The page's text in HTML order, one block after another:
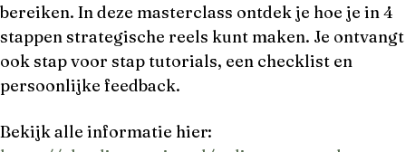
bereiken. In deze masterclass ontdek je hoe je in 4
stappen strategische reels kunt maken. Je ontvangt
ook stap voor stap tutorials, een checklist en
persoonlijke feedback.
Bekijk alle informatie hier: